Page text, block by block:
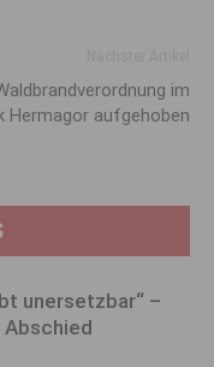
im
Hermagor aufgehoben
unersetzbar“ –
Abschied